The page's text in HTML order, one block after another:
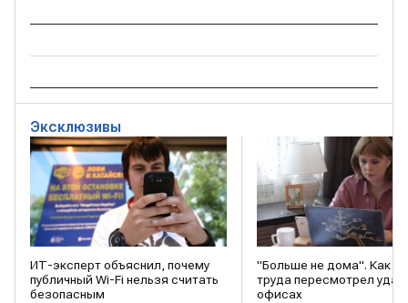
Эксклюзивы
ИТ-эксперт объяснил, почему
публичный Wi-Fi нельзя считать
безопасным
"Больше не дома". Как
труда пересмотрел
офисах